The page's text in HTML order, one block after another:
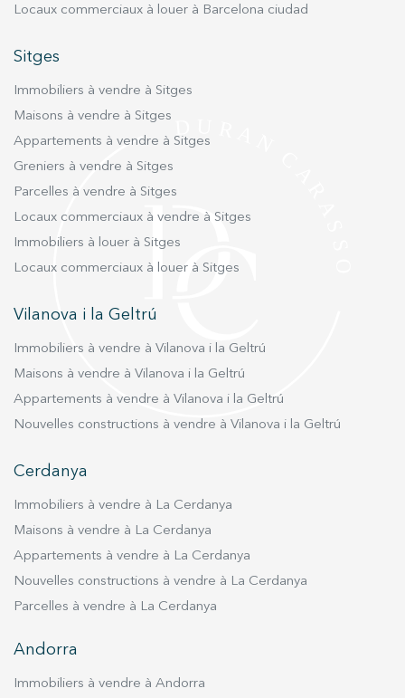
Locaux commerciaux à louer à Barcelona ciudad
Sitges
Immobiliers à vendre à Sitges
Maisons à vendre à Sitges
Appartements à vendre à Sitges
Greniers à vendre à Sitges
Parcelles à vendre à Sitges
Locaux commerciaux à vendre à Sitges
Immobiliers à louer à Sitges
Locaux commerciaux à louer à Sitges
Vilanova i la Geltrú
Immobiliers à vendre à Vilanova i la Geltrú
Maisons à vendre à Vilanova i la Geltrú
Appartements à vendre à Vilanova i la Geltrú
Nouvelles constructions à vendre à Vilanova i la Geltrú
Cerdanya
Immobiliers à vendre à La Cerdanya
Maisons à vendre à La Cerdanya
Appartements à vendre à La Cerdanya
Nouvelles constructions à vendre à La Cerdanya
Parcelles à vendre à La Cerdanya
Andorra
Immobiliers à vendre à Andorra